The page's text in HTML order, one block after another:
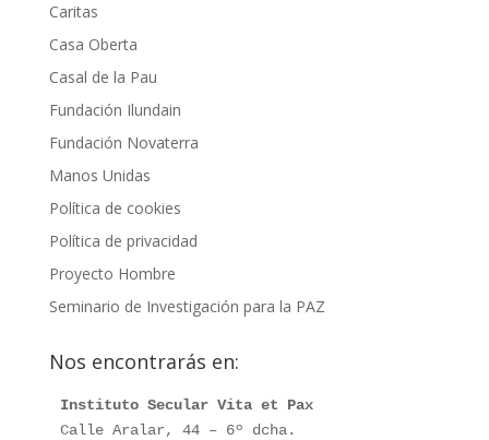
Caritas
Casa Oberta
Casal de la Pau
Fundación Ilundain
Fundación Novaterra
Manos Unidas
Política de cookies
Política de privacidad
Proyecto Hombre
Seminario de Investigación para la PAZ
Nos encontrarás en:
Instituto Secular Vita et Pax
Calle Aralar, 44 – 6º dcha.